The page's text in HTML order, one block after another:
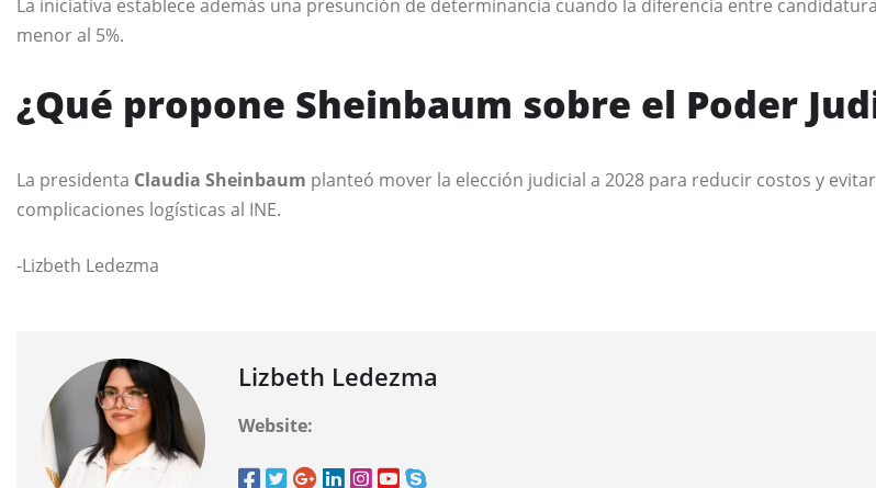
La iniciativa establece además una presunción de determinancia cuando la diferencia entre
menor al 5%.
¿Qué propone Sheinbaum sobre el Poder
La presidenta Claudia Sheinbaum planteó mover la elección judicial a 2028 para reducir costos y evitar
complicaciones logísticas al INE.
-Lizbeth Ledezma
Lizbeth Ledezma
Website: